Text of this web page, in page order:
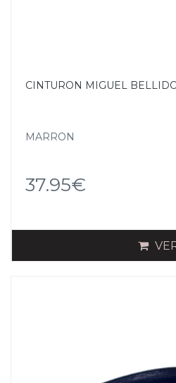
CINTURON MIGUEL
MARRON
37.95€